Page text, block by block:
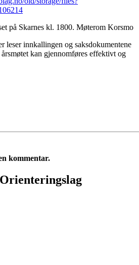
på Skarnes kl. 1800. Møterom Korsmo
leser innkallingen og saksdokumentene
kan gjennomføres effektivt og
kommentar.